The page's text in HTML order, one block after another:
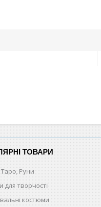
ТОВАРИ
Руни
для творчості
костюми